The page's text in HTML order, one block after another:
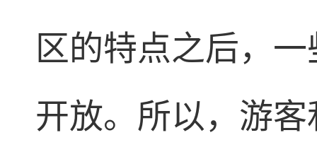
区的特点之后，
开放。所以，游